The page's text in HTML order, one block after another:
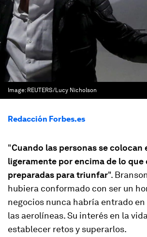
Image: REUTERS/Lucy Nicholson
Redacción Forbes.es
"Cuando las personas se colocan
ligeramente por encima de lo que
preparadas para triunfar".
hubiera conformado con ser un
negocios nunca habría entrado
las aerolíneas. Su interés en la
establecer retos y superarlos.